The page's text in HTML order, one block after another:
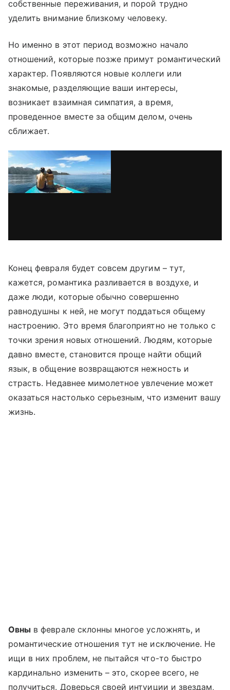
собственные переживания, и порой трудно
уделить внимание близкому человеку.
Но именно в этот период возможно начало
отношений, которые позже примут романтический
характер. Появляются новые коллеги или
знакомые, разделяющие ваши интересы,
возникает взаимная симпатия, а время,
проведенное вместе за общим делом, очень
сближает.
Конец февраля будет совсем другим – тут,
кажется, романтика разливается в воздухе, и
даже люди, которые обычно совершенно
равнодушны к ней, не могут поддаться общему
настроению. Это время благоприятно не только с
точки зрения новых отношений. Людям, которые
давно вместе, становится проще найти общий
язык, в общение возвращаются нежность и
страсть. Недавнее мимолетное увлечение может
оказаться настолько серьезным, что изменит вашу
жизнь.
Овны в феврале склонны многое усложнять, и
романтические отношения тут не исключение. Не
ищи в них проблем, не пытайся что-то быстро
кардинально изменить – это, скорее всего, не
получиться. Доверься своей интуиции и звездам,